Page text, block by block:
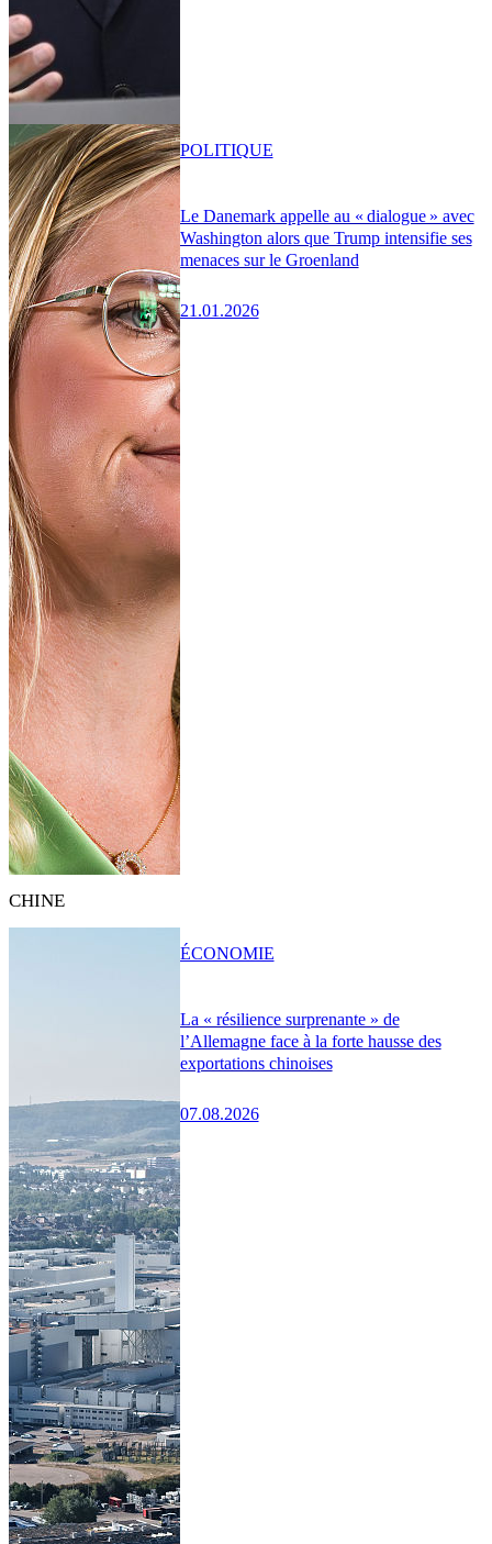
Le Danemark appelle au « dialogue » avec
Washington alors que Trump intensifie ses
menaces sur le Groenland
21.01.2026
POLITIQUE
CHINE
La « résilience surprenante » de
l’Allemagne face à la forte hausse des
exportations chinoises
07.08.2026
ÉCONOMIE